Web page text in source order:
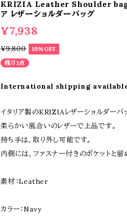
KRIZIA Leather Shoulder bag
ア レザーショルダーバッグ
¥7,938
¥9,800
19%OFF
残り1点
International shipping
イタリア製のKRIZIAレザーショルダーバ
柔らかい風合いのレザーで上品です。
持ち手は、取り外し可能です。
内側には、ファスナー付きのポケットと
素材：Leather
カラー：Navy